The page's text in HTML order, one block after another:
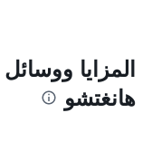
المزايا
هانغتشو